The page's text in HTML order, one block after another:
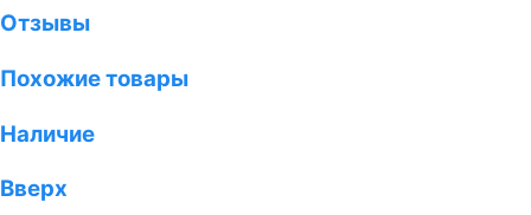
Отзывы
Похожие товары
Наличие
Вверх